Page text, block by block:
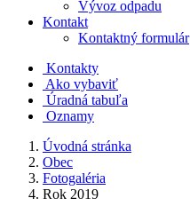
Vývoz odpadu
Kontakt
Kontaktný formulár
Kontakty
Ako vybaviť
Úradná tabuľa
Oznamy
Úvodná stránka
Obec
Fotogaléria
Rok 2019